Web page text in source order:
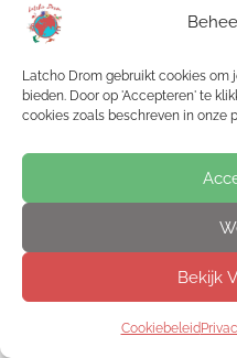
Latcho Drom gebruikt cookies om
bieden. Door op 'Accepteren' te
cookies zoals beschreven in onze
Bekijk
Cookiebeleid